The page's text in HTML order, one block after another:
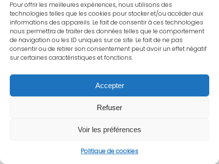
Pour offrir les meilleures expériences, nous utilisons des
technologies telles que les cookies pour stocker et/ou accéder aux
informations des appareils. Le fait de consentir à ces technologies
nous permettra de traiter des données telles que le comportement
de navigation ou les ID uniques sur ce site. Le fait de ne pas
consentir ou de retirer son consentement peut avoir un effet négatif
sur certaines caractéristiques et fonctions.
Accepter
Refuser
Voir les préférences
Politique de cookies